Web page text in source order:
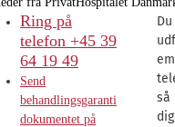
Ring på
telefon +45 39
64 19 49
Send
behandlingsgaranti
dokumentet på
så